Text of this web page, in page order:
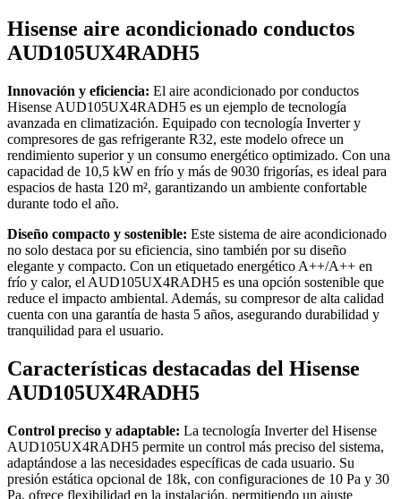
Hisense aire acondicionado conductos
AUD105UX4RADH5
Innovación y eficiencia: El aire acondicionado por conductos
Hisense AUD105UX4RADH5 es un ejemplo de tecnología
avanzada en climatización. Equipado con tecnología Inverter y
compresores de gas refrigerante R32, este modelo ofrece un
rendimiento superior y un consumo energético optimizado. Con una
capacidad de 10,5 kW en frío y más de 9030 frigorías, es ideal para
espacios de hasta 120 m², garantizando un ambiente confortable
durante todo el año.
Diseño compacto y sostenible: Este sistema de aire acondicionado
no solo destaca por su eficiencia, sino también por su diseño
elegante y compacto. Con un etiquetado energético A++/A++ en
frío y calor, el AUD105UX4RADH5 es una opción sostenible que
reduce el impacto ambiental. Además, su compresor de alta calidad
cuenta con una garantía de hasta 5 años, asegurando durabilidad y
tranquilidad para el usuario.
Características destacadas del Hisense
AUD105UX4RADH5
Control preciso y adaptable: La tecnología Inverter del Hisense
AUD105UX4RADH5 permite un control más preciso del sistema,
adaptándose a las necesidades específicas de cada usuario. Su
presión estática opcional de 18k, con configuraciones de 10 Pa y 30
Pa, ofrece flexibilidad en la instalación, permitiendo un ajuste